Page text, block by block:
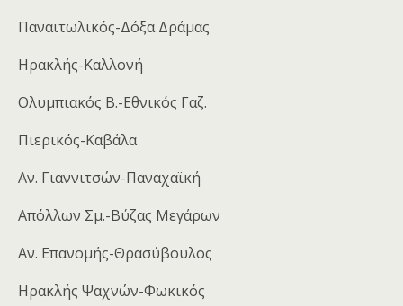
Παναιτωλικός-Δόξα Δράμας
Ηρακλής-Καλλονή
Ολυμπιακός Β.-Εθνικός Γαζ.
Πιερικός-Καβάλα
Αν. Γιαννιτσών-Παναχαϊκή
Απόλλων Σμ.-Βύζας Μεγάρων
Αν. Επανομής-Θρασύβουλος
Ηρακλής Ψαχνών-Φωκικός